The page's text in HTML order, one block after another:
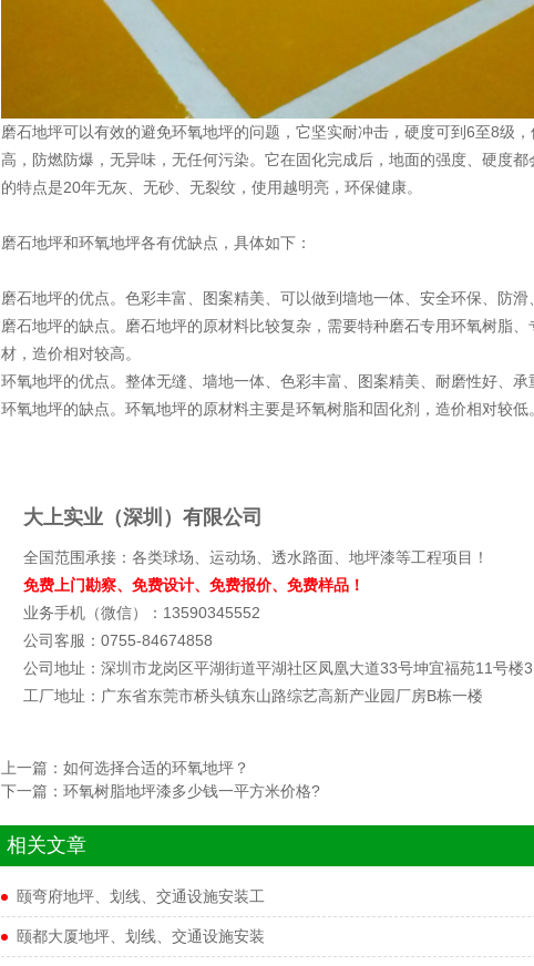
磨石地坪可以有效的避免环氧地坪的问题，它坚实耐冲击，硬度可到6至8级
高，防燃防爆，无异味，无任何污染。它在固化完成后，地面的强度、硬度
的特点是20年无灰、无砂、无裂纹，使用越明亮，环保健康。
磨石地坪和环氧地坪各有优缺点，具体如下：
磨石地坪的优点。色彩丰富、图案精美、可以做到墙地一体、安全环保、防
磨石地坪的缺点。磨石地坪的原材料比较复杂，需要特种磨石专用环氧树脂
材，造价相对较高。
环氧地坪的优点。整体无缝、墙地一体、色彩丰富、图案精美、耐磨性好、承
环氧地坪的缺点。环氧地坪的原材料主要是环氧树脂和固化剂，造价相对较低。
大上实业（深圳）有限公司
全国范围承接：各类球场、运动场、透水路面、地坪漆等工程项目！
免费上门勘察、免费设计、免费报价、免费样品！
业务手机（微信）：13590345552
公司客服：0755-84674858
公司地址：深圳市龙岗区平湖街道平湖社区凤凰大道33号坤宜福苑11号楼
工厂地址：广东省东莞市桥头镇东山路综艺高新产业园厂房B栋一楼
上一篇： 如何选择合适的环氧地坪？
下一篇： 环氧树脂地坪漆多少钱一平方米价格?
相关文章
颐弯府地坪、划线、交通设施安装工
颐都大厦地坪、划线、交通设施安装